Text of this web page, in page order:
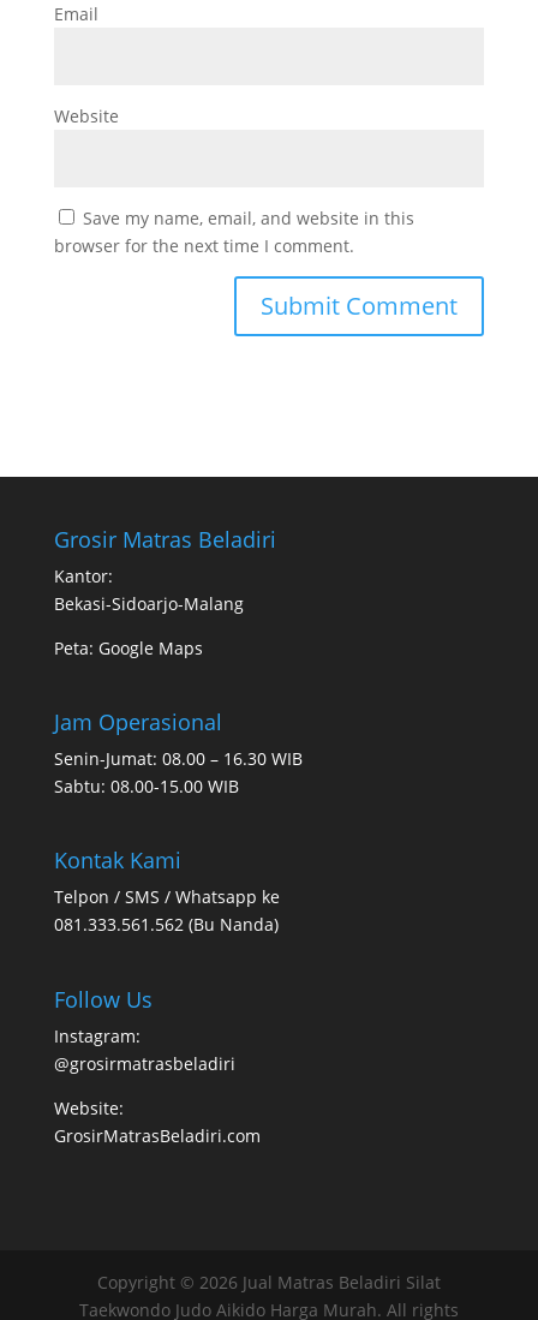
Email
Website
Save my name, email, and website in this
browser for the next time I comment.
Grosir Matras Beladiri
Kantor:
Bekasi-Sidoarjo-Malang
Peta: Google Maps
Jam Operasional
Senin-Jumat: 08.00 – 16.30 WIB
Sabtu: 08.00-15.00 WIB
Kontak Kami
Telpon / SMS / Whatsapp ke
081.333.561.562 (Bu Nanda)
Follow Us
Instagram:
@grosirmatrasbeladiri
Website:
GrosirMatrasBeladiri.com
Copyright © 2026 Jual Matras Beladiri Silat
Taekwondo Judo Aikido Harga Murah. All rights